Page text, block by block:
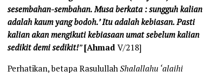
sesembahan-sembahan. Musa berkata : sungguh kalian
adalah kaum yang bodoh.’ Itu adalah kebiasan. Pasti
kalian akan mengikuti kebiasaan umat sebelum kalian
sedikit demi sedikit!”[Ahmad V/218]
Perhatikan, betapa RasulullahShalallahu ‘alaihi